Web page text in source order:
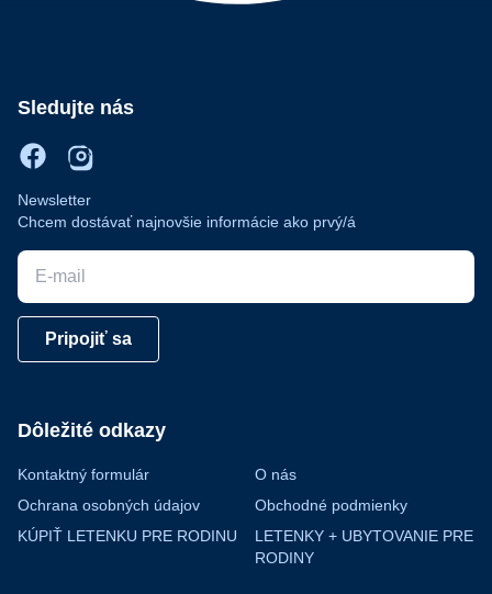
Sledujte nás
Newsletter
Chcem dostávať najnovšie informácie ako prvý/á
E-mail
Pripojiť sa
Dôležité odkazy
Kontaktný formulár
O nás
Ochrana osobných údajov
Obchodné podmienky
KÚPIŤ LETENKU PRE RODINU
LETENKY + UBYTOVANIE PRE
RODINY